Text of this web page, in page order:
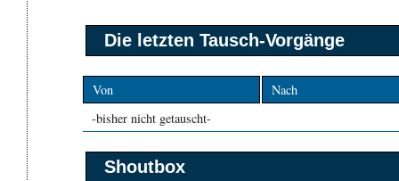
Die letzten Tausch-Vorgänge
Von
Nach
-bisher nicht getauscht-
Shoutbox